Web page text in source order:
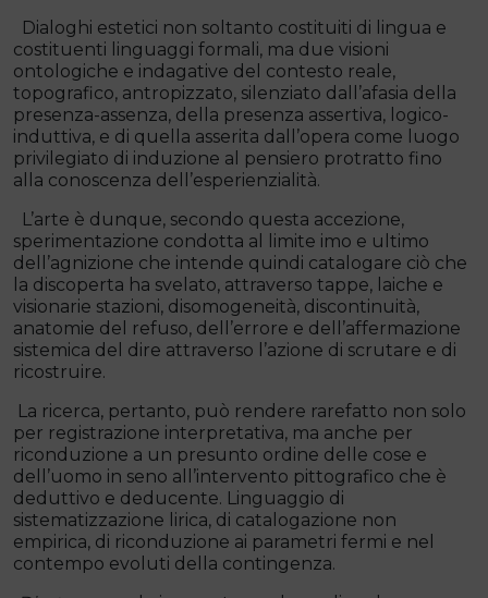
Dialoghi estetici non soltanto costituiti di lingua e
costituenti linguaggi formali, ma due visioni
ontologiche e indagative del contesto reale,
topografico, antropizzato, silenziato dall’afasia della
presenza-assenza, della presenza assertiva, logico-
induttiva, e di quella asserita dall’opera come luogo
privilegiato di induzione al pensiero protratto fino
alla conoscenza dell’esperienzialità.
L’arte è dunque, secondo questa accezione,
sperimentazione condotta al limite imo e ultimo
dell’agnizione che intende quindi catalogare ciò che
la discoperta ha svelato, attraverso tappe, laiche e
visionarie stazioni, disomogeneità, discontinuità,
anatomie del refuso, dell’errore e dell’affermazione
sistemica del dire attraverso l’azione di scrutare e di
ricostruire.
La ricerca, pertanto, può rendere rarefatto non solo
per registrazione interpretativa, ma anche per
riconduzione a un presunto ordine delle cose e
dell’uomo in seno all’intervento pittografico che è
deduttivo e deducente. Linguaggio di
sistematizzazione lirica, di catalogazione non
empirica, di riconduzione ai parametri fermi e nel
contempo evoluti della contingenza.